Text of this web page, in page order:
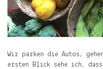
Wir parken die Autos,
ersten Blick sehe ich,